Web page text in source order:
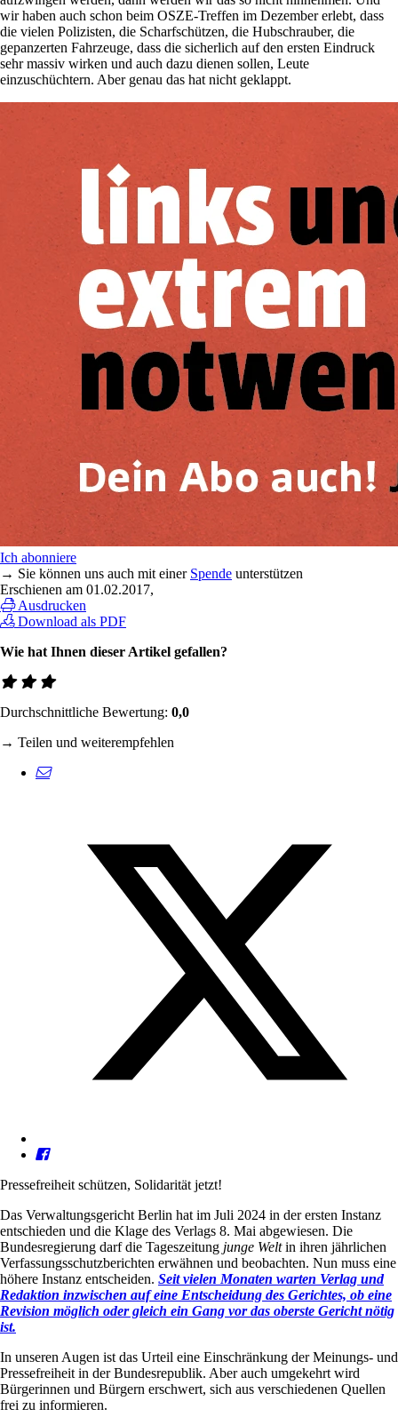
wir haben auch schon beim OSZE-Treffen im Dezember erlebt, dass
die vielen Polizisten, die Scharfschützen, die Hubschrauber, die
gepanzerten Fahrzeuge, dass die sicherlich auf den ersten Eindruck
sehr massiv wirken und auch dazu dienen sollen, Leute
einzuschüchtern. Aber genau das hat nicht geklappt.
Ich abonniere
→ Sie können uns auch mit einer Spende unterstützen
Erschienen am 01.02.2017,
Ausdrucken
Download als PDF
Wie hat Ihnen dieser Artikel gefallen?
Durchschnittliche Bewertung: 0,0
→ Teilen und weiterempfehlen
Pressefreiheit schützen, Solidarität jetzt!
Das Verwaltungsgericht Berlin hat im Juli 2024 in der ersten Instanz
entschieden und die Klage des Verlags 8. Mai abgewiesen. Die
Bundesregierung darf die Tageszeitung junge Weltin ihren jährlichen
Verfassungsschutzberichten erwähnen und beobachten. Nun muss eine
höhere Instanz entscheiden. Seit vielen Monaten warten Verlag und
Redaktion inzwischen auf eine Entscheidung des Gerichtes, ob eine
Revision möglich oder gleich ein Gang vor das oberste Gericht nötig
ist.
In unseren Augen ist das Urteil eine Einschränkung der Meinungs- und
Pressefreiheit in der Bundesrepublik. Aber auch umgekehrt wird
Bürgerinnen und Bürgern erschwert, sich aus verschiedenen Quellen
frei zu informieren.